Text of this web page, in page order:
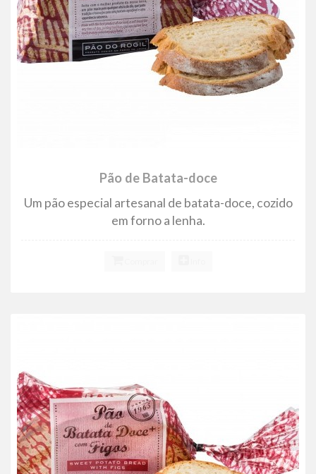
Pão de Batata-doce
Um pão especial artesanal de batata-doce, cozido
em forno a lenha.